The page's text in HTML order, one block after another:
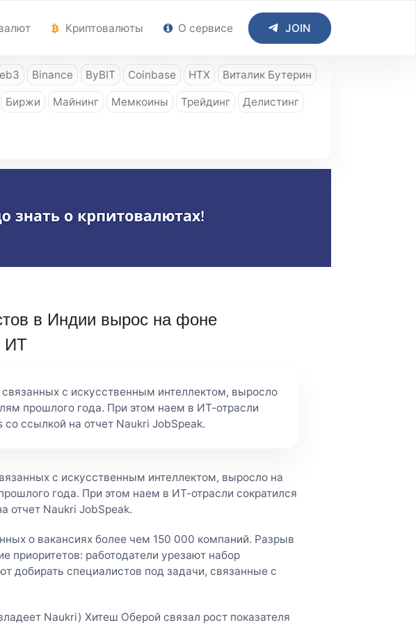
Криптовалюты О сервисе JOIN
Binance ByBIT Coinbase HTX Виталик Бутерин
Биржи Майнинг Мемкоины Трейдинг Делистинг
в Индии вырос на фоне
ИТ
с искусственным интеллектом, выросло
прошлого года. При этом наем в ИТ-отрасли
ссылкой на отчет Naukri JobSpeak.
с искусственным интеллектом, выросло на
года. При этом наем в ИТ-отрасли сократился
отчет Naukri JobSpeak.
о вакансиях более чем 150 000 компаний. Разрыв
приоритетов: работодатели урезают набор
добирать специалистов под задачи, связанные с
Naukri) Хитеш Оберой связал рост показателя